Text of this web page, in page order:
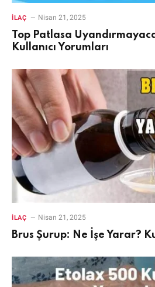
İLAÇ Nisan 21, 2025
Top Patlasa
Kullanıcı Yorumları
İLAÇ Nisan 21, 2025
Brus Şurup: Ne İşe Yarar?